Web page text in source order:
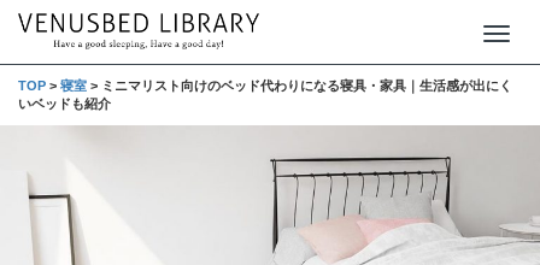
o
n
TOP > 寝室 > ミニマリスト向けのベッド代わりになる寝具・家具｜生活感が出にく
いベッドも紹介